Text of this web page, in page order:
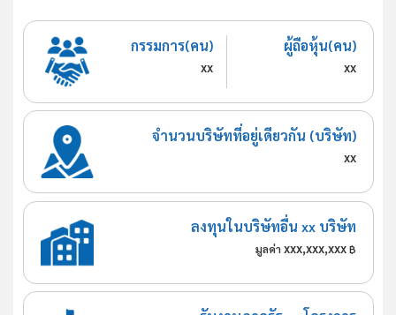
กรรมการ(คน)
xx
ผู้ถือหุ้น(คน)
xx
จำนวนบริษัทที่อยู่เดียวกัน (บริษัท)
xx
ลงทุนในบริษัทอื่น xx บริษัท
มูลค่า xxx,xxx,xxx ฿